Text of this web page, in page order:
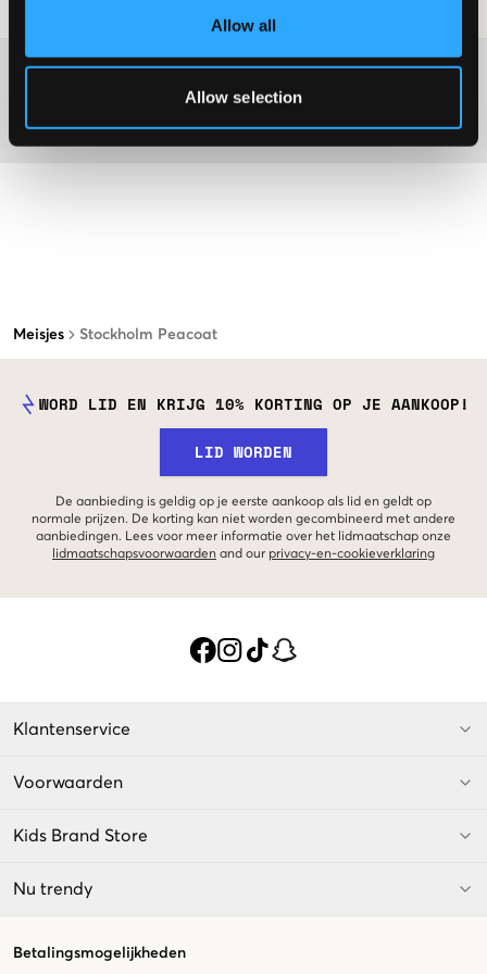
Allow all
Allow selection
Meisjes Stockholm Peacoat
Washing advice
Materiaal
WORD LID EN KRIJG 10% KORTING OP JE AANKOOP!
LID WORDEN
De aanbieding is geldig op je eerste aankoop als lid en geldt op
normale prijzen. De korting kan niet worden gecombineerd met andere
aanbiedingen. Lees voor meer informatie over het lidmaatschap onze
lidmaatschapsvoorwaarden and our privacy-en-cookieverklaring
Klantenservice
Voorwaarden
Kids Brand Store
Nu trendy
Betalingsmogelijkheden